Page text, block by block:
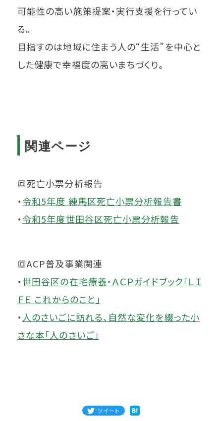
可能性の高い施策提案・実行支援を行ってい
る。
目指すのは地域に住まう人の“生活”を中心と
した健康で幸福度の高いまちづくり。
関連ページ
🔳死亡小票分析報告
・令和5年度 練馬区死亡小票分析報告書
・令和5年度世田谷区死亡小票分析報告
🔳ACP普及事業関連
・世田谷区の在宅療養・ＡＣＰガイドブック「ＬＩ
ＦＥ これからのこと」
・人のさいごに訪れる、自然な変化を綴った小
さな本「人のさいご」
ツイート